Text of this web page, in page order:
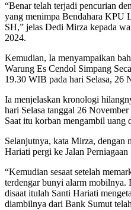
“Benar telah terjadi pencurian
yang menimpa Bendahara KPU
SH,” jelas Dedi Mirza kepada
2024.
Kemudian, Ia menyampaikan
Warung Es Cendol Simpang
19.30 WIB pada hari Selasa, 26
Ia menjelaskan kronologi
hari Selasa tanggal 26
Saat itu korban mengambil
Selanjutnya, kata Mirza, dengan
Hariati pergi ke Jalan
“Kemudian sesaat setelah
terdengar bunyi alarm mobilnya.
disaat itulah Santi Hariati
diambilnya dari Bank Sumut